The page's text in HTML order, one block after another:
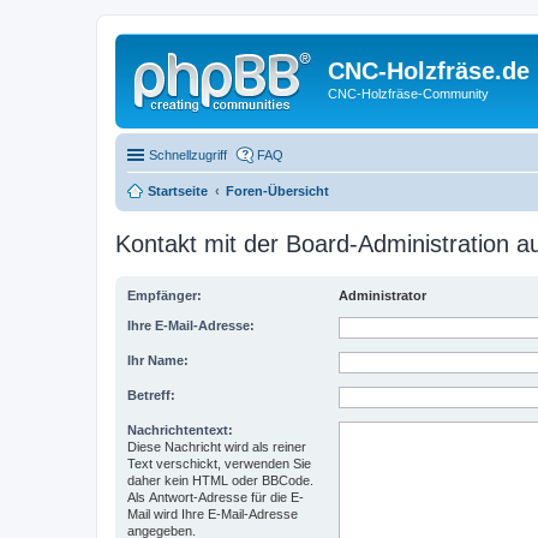
CNC-Holzfräse.de
CNC-Holzfräse-Community
Schnellzugriff FAQ
Startseite Foren-Übersicht
Kontakt mit der Board-Administration
Empfänger: Administrator
Ihre E-Mail-Adresse:
Ihr Name:
Betreff:
Nachrichtentext:
Diese Nachricht wird als reiner
Text verschickt, verwenden Sie
daher kein HTML oder BBCode.
Als Antwort-Adresse für die E-
Mail wird Ihre E-Mail-Adresse
angegeben.